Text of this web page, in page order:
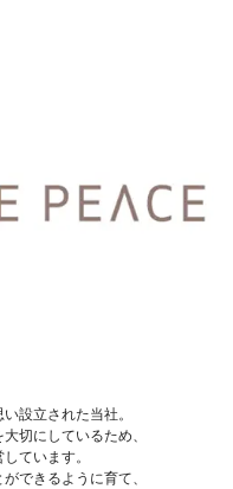
設立された当社。
切にしているため、
ています。
できるように育て、